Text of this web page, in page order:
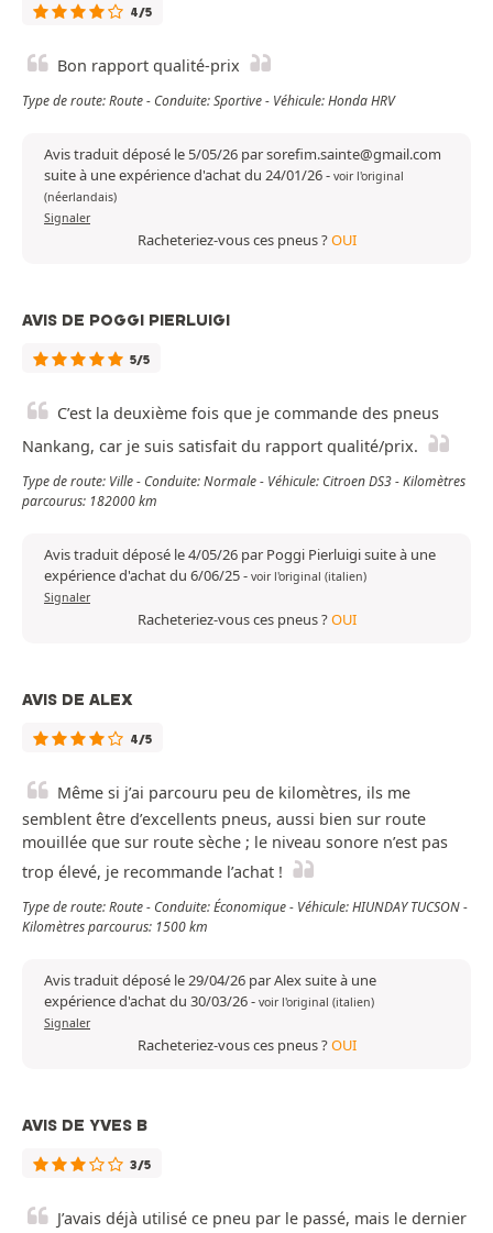
4/5
Bon rapport qualité-prix
Type de route: Route - Conduite: Sportive - Véhicule: Honda HRV
Avis traduit déposé le 5/05/26 par sorefim.sainte@gmail.com
suite à une expérience d'achat du 24/01/26- voir l'original
(néerlandais)
Signaler
Racheteriez-vous ces pneus ?OUI
AVIS DE POGGI PIERLUIGI
5/5
C’est la deuxième fois que je commande des pneus
Nankang, car je suis satisfait du rapport qualité/prix.
Type de route: Ville - Conduite: Normale - Véhicule: Citroen DS3 - Kilomètres
parcourus: 182000 km
Avis traduit déposé le 4/05/26 par Poggi Pierluigi suite à une
expérience d'achat du 6/06/25- voir l'original (italien)
Signaler
Racheteriez-vous ces pneus ?OUI
AVIS DE ALEX
4/5
Même si j’ai parcouru peu de kilomètres, ils me
semblent être d’excellents pneus, aussi bien sur route
mouillée que sur route sèche ; le niveau sonore n’est pas
trop élevé, je recommande l’achat !
Type de route: Route - Conduite: Économique - Véhicule: HIUNDAY TUCSON -
Kilomètres parcourus: 1500 km
Avis traduit déposé le 29/04/26 par Alex suite à une
expérience d'achat du 30/03/26- voir l'original (italien)
Signaler
Racheteriez-vous ces pneus ?OUI
AVIS DE YVES B
3/5
J’avais déjà utilisé ce pneu par le passé, mais le dernier